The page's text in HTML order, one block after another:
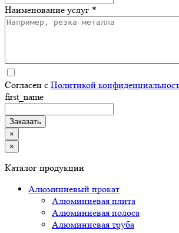
Наименование услуг *
Согласен с Политикой
first_name
×
×
Каталог продукции
Алюминиевый прокат
Алюминиевая плита
Алюминиевая полоса
Алюминиевая труба